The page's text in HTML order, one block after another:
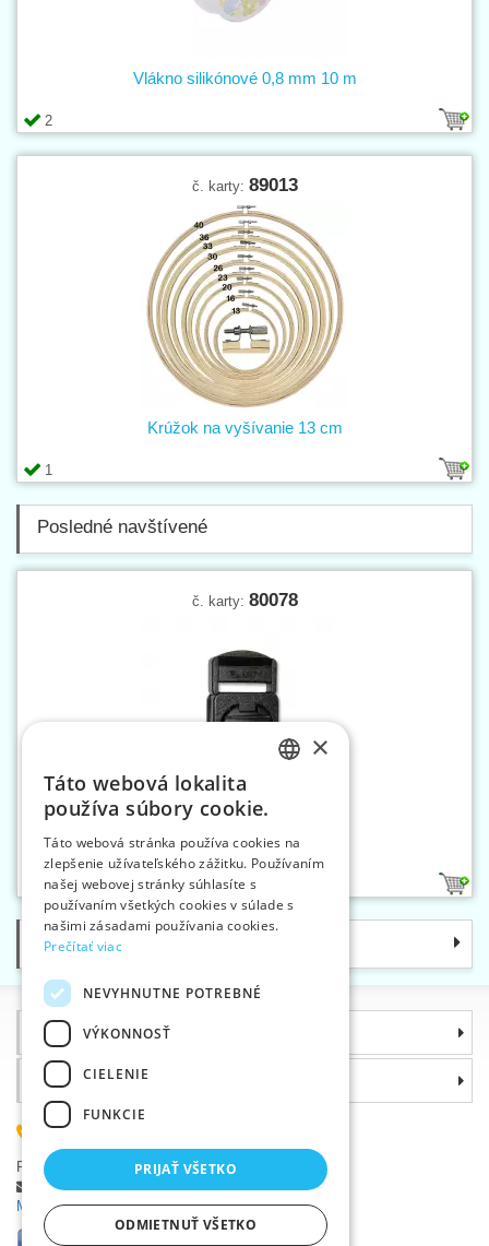
2
Vlákno silikónové 0,8 mm 10 m
č. karty: 89013
1
Krúžok na vyšívanie 13 cm
Posledné navštívené
č. karty: 80078
1
Spona vycvakávacia 25 mm
Kategórie
Informácie
Prečo si zvoliť práve nás
(+420) 585 051 217
Plzeňská 868, 783 91 Uničov, Česká republika
Položiť dotaz
Máte problémy s prihlásením ?
ENGLISH
GERMAN
×
Táto webová lokalita
používa súbory cookie.
Táto webová stránka používa cookies na
zlepšenie užívateľského zážitku. Používaním
našej webovej stránky súhlasíte s
používaním všetkých cookies v súlade s
našimi zásadami používania cookies.
Prečítať viac
NEVYHNUTNE POTREBNÉ
VÝKONNOSŤ
CIELENIE
FUNKCIE
PRIJAŤ VŠETKO
ODMIETNUŤ VŠETKO